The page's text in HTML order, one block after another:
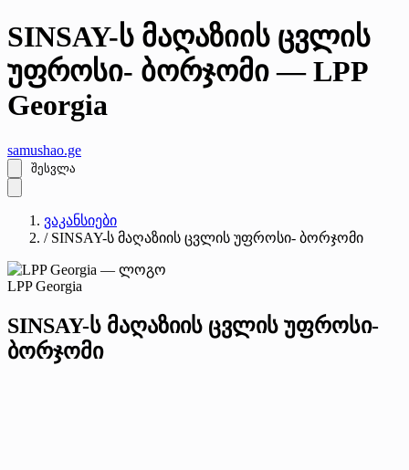
SINSAY-ს მაღაზიის ცვლის
უფროსი- ბორჯომი — LPP
Georgia
samushao.ge
შესვლა
ვაკანსიები
/ SINSAY-ს მაღაზიის ცვლის უფროსი- ბორჯომი
LPP Georgia
SINSAY-ს მაღაზიის ცვლის უფროსი-
ბორჯომი